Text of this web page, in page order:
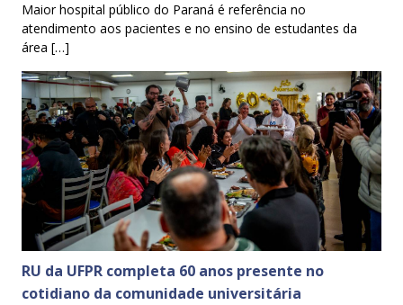
Maior hospital público do Paraná é referência no
atendimento aos pacientes e no ensino de estudantes da
área […]
RU da UFPR completa 60 anos presente no
cotidiano da comunidade universitária